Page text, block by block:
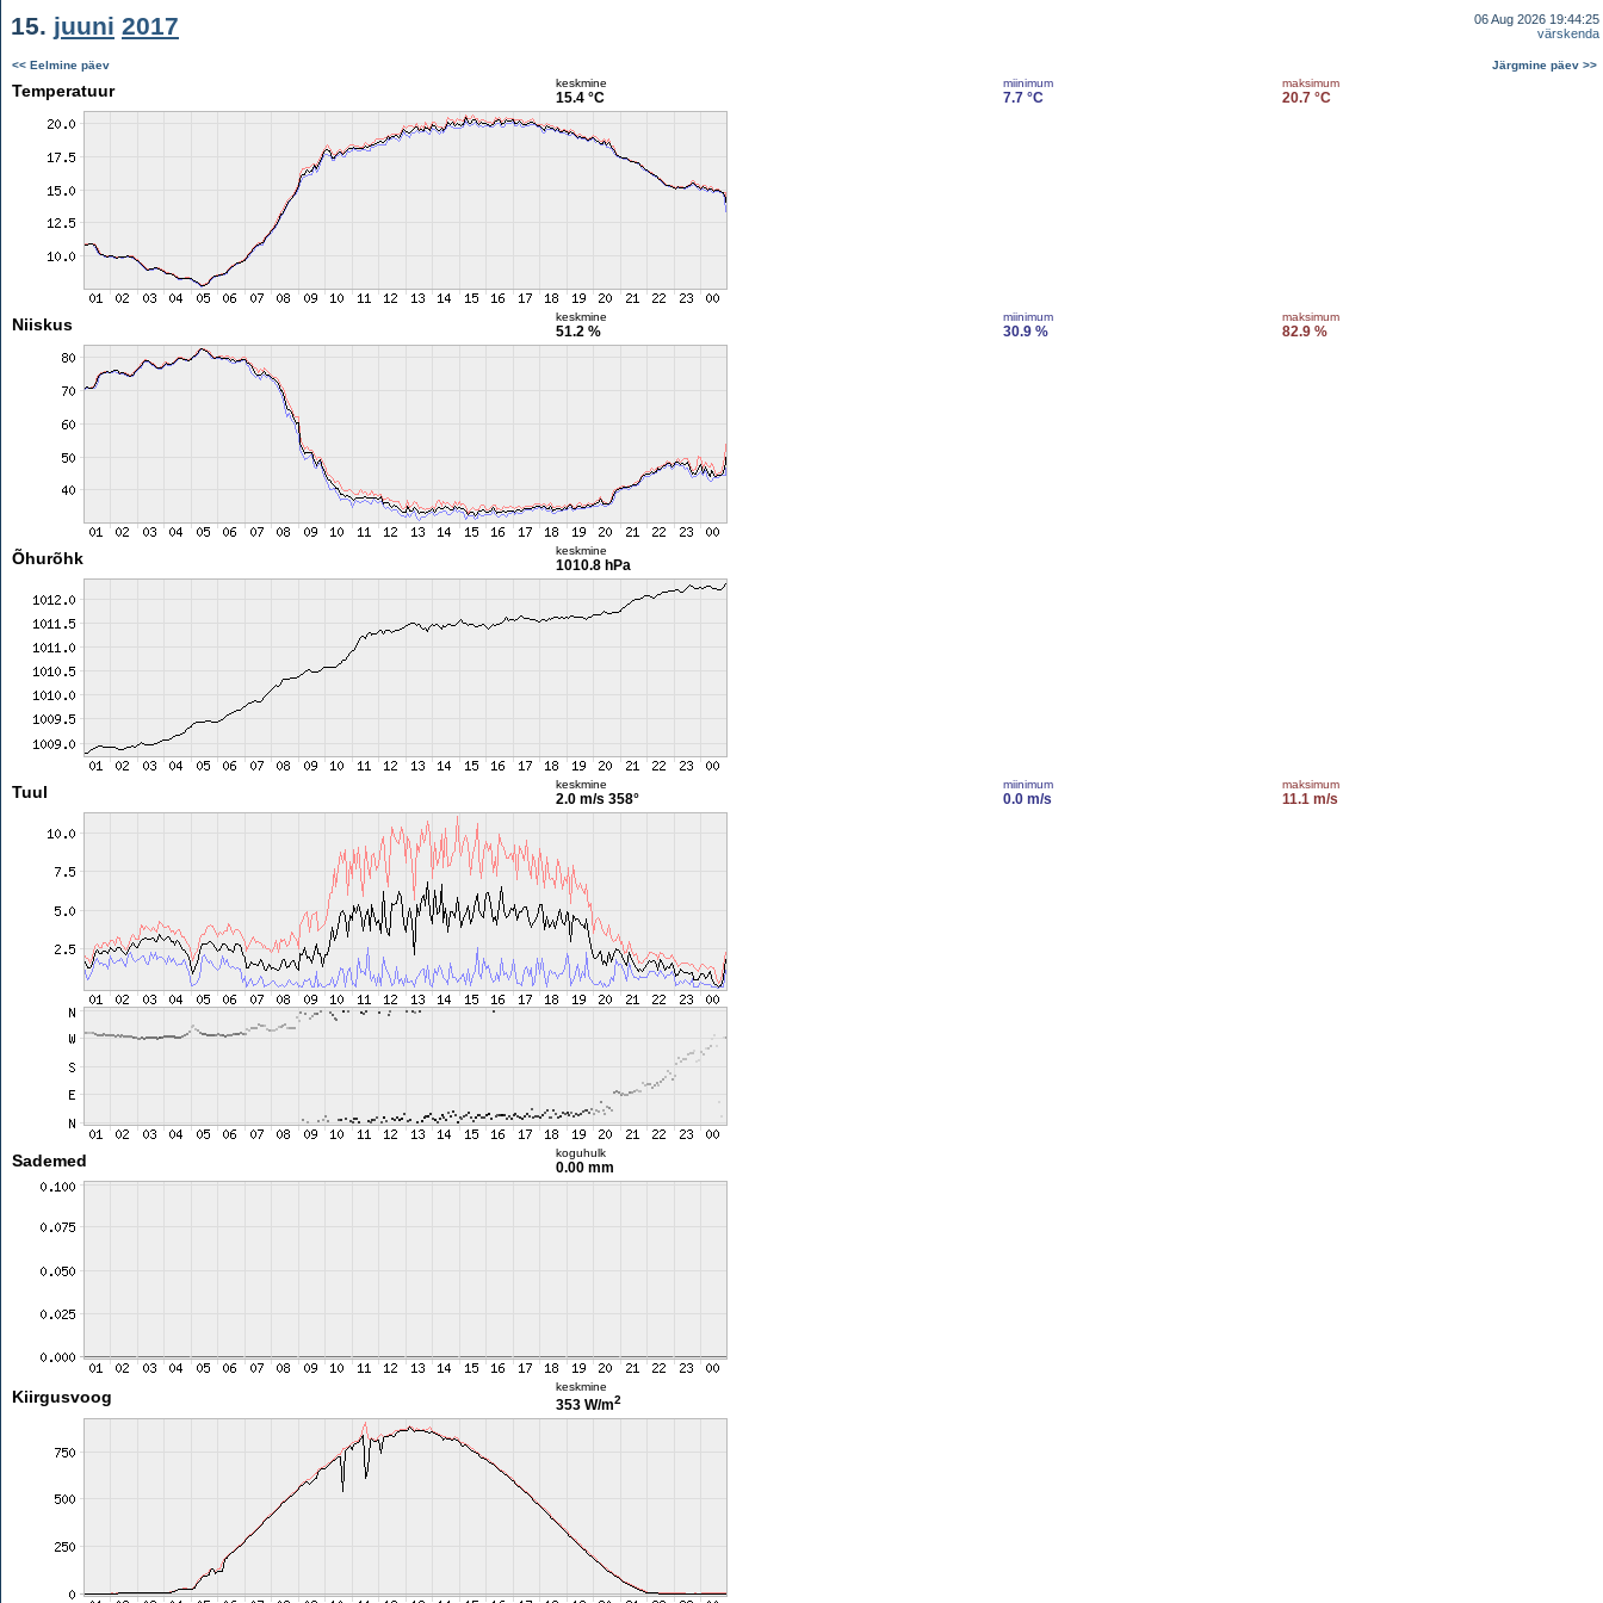
15. juuni 2017
06 Aug 2026 19:44:25
värskenda
<< Eelmine päev Järgmine päev >>
Temperatuur keskmine
15.4 °C
miinimum
7.7 °C
maksimum
20.7 °C
Niiskus keskmine
51.2 %
miinimum
30.9 %
maksimum
82.9 %
Õhurõhk keskmine
1010.8 hPa
Tuul keskmine
2.0 m/s 358°
miinimum
0.0 m/s
maksimum
11.1 m/s
Sademed koguhulk
0.00 mm
Kiirgusvoog
keskmine
353 W/m2